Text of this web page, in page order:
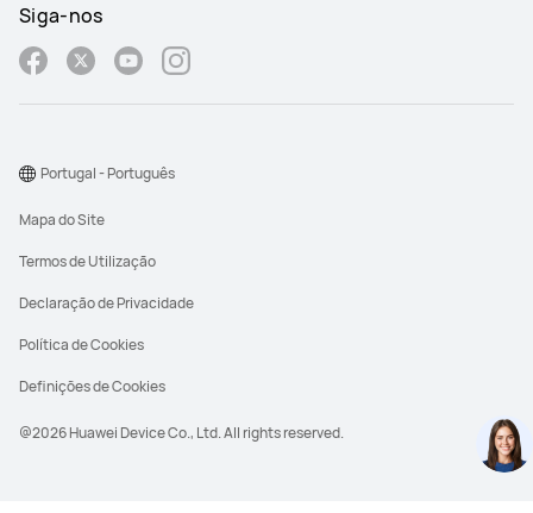
Siga-nos
@2026 Huawei Device Co., Ltd. All rights reserved.
Mapa do Site
Termos de Utilização
Declaração de Privacidade
Política de Cookies
Definições de Cookies
Portugal - Português